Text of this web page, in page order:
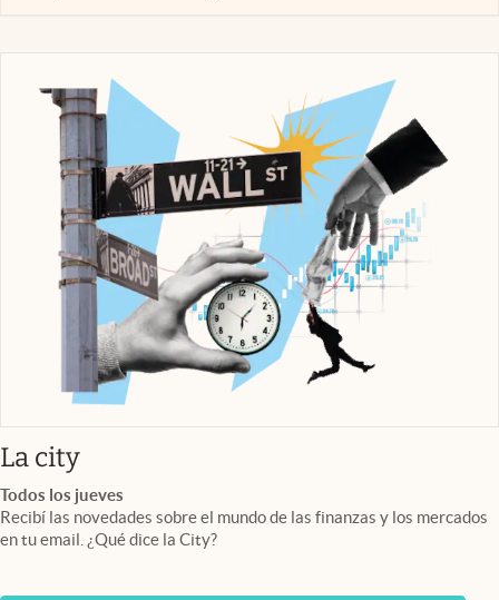
La cityabre en nueva pestaña
Todos los jueves
Recibí las novedades sobre el mundo de las finanzas y los mercados
en tu email. ¿Qué dice la City?